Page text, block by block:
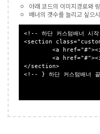
아래 코드의 이미지경로와
배너의 갯수를 늘리고 싶으
<!-- 하단 커스텀배너 시
<section
</section>
<!-- } 하단 커스텀배너